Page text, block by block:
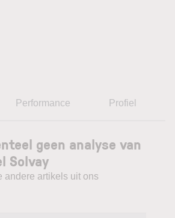
Performance Profiel
geen analyse van
Solvay
andere artikels uit ons